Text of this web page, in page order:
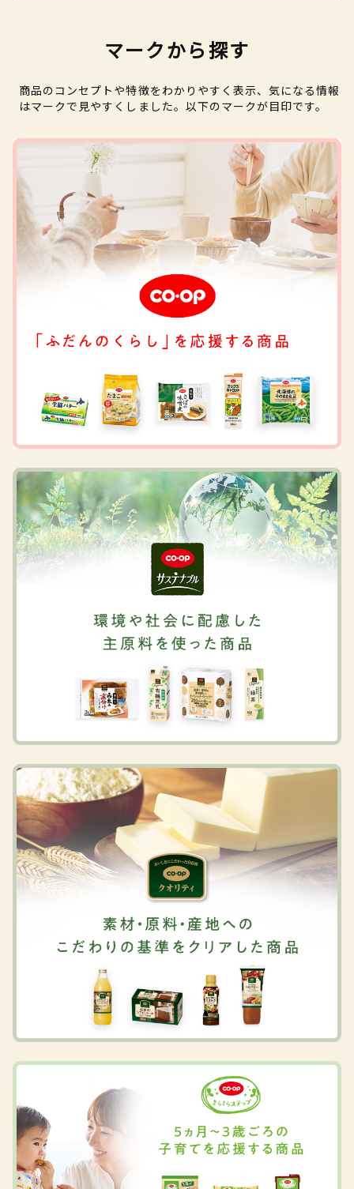
マークから探す
商品のコンセプトや特徴をわかりやすく表示、気になる情報
はマークで見やすくしました。以下のマークが目印です。